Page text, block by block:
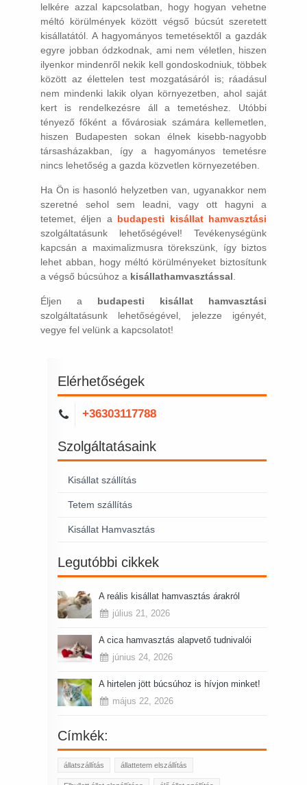
lelkére azzal kapcsolatban, hogy hogyan vehetne
méltó körülmények között végső búcsút szeretett
kisállatától. A hagyományos temetésektől a gazdák
egyre jobban ódzkodnak, ami nem véletlen, hiszen
ilyenkor mindenről nekik kell gondoskodniuk, többek
között az élettelen test mozgatásáról is; ráadásul
nem mindenki lakik olyan környezetben, ahol saját
kert is rendelkezésre áll a temetéshez. Utóbbi
tényező főként a fővárosiak számára kellemetlen,
hiszen Budapesten sokan élnek kisebb-nagyobb
társasházakban, így a hagyományos temetésre
nincs lehetőség a gazda közvetlen környezetében.
Ha Ön is hasonló helyzetben van, ugyanakkor nem
szeretné sehol sem leadni, vagy ott hagyni a
tetemet, éljen a budapesti kisállat hamvasztási
szolgáltatásunk lehetőségével! Tevékenységünk
kapcsán a maximalizmusra törekszünk, így biztos
lehet abban, hogy méltó körülményeket biztosítunk
a végső búcsúhoz a kisállathamvasztással
Éljen a budapesti kisállat hamvasztási
szolgáltatásunk lehetőségével, jelezze igényét,
vegye fel velünk a kapcsolatot!
Elérhetőségek
+36303117788
Szolgáltatásaink
Kisállat szállítás
Tetem szállítás
Kisállat Hamvasztás
Legutóbbi cikkek
A reális kisállat hamvasztás árakról
július 21, 2026
A cica hamvasztás alapvető tudnivalói
június 24, 2026
A hirtelen jött búcsúhoz is hívjon minket!
május 22, 2026
Címkék:
állatszállítás állattetem elszállítás